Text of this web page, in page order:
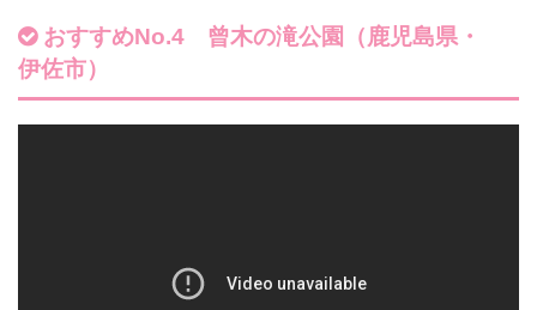
おすすめNo.4 曾木の滝公園（鹿児島県・
伊佐市）